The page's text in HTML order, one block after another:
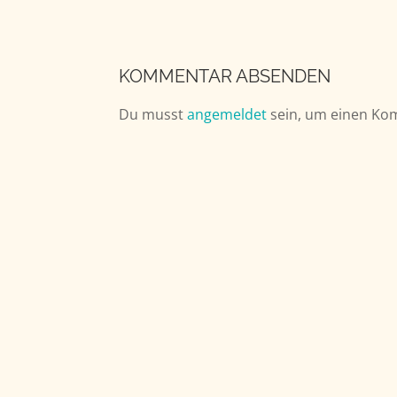
KOMMENTAR ABSENDEN
Du musstangemeldet sein, um einen